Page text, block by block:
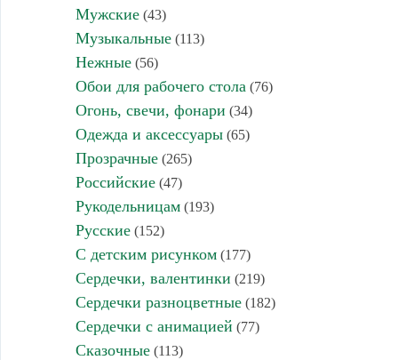
Мужские(43)
Музыкальные(113)
Нежные(56)
Обои для рабочего стола (76)
Огонь, свечи, фонари (34)
Одежда и аксессуары(65)
Прозрачные(265)
Российские(47)
Рукодельницам(193)
Русские(152)
С детским рисунком(177)
Сердечки, валентинки (219)
Сердечки разноцветные(182)
Сердечки с анимацией (77)
Сказочные(113)